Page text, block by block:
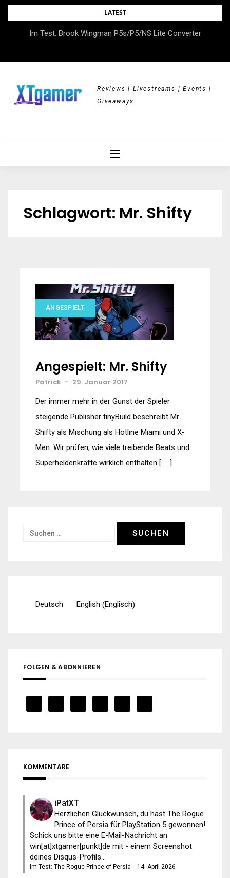
Skip
LATEST
Im Test: Brook Wingman P5s/P5/NS Lite Converter
DOK.fest München 2026 – Empowered, HerStory, Beyond
Reviews | Livestreams | Events |
Giveaways
Schlagwort: Mr. Shifty
ANGESPIELT
Angespielt: Mr. Shifty
Patrick - 29. Januar 2017
Der immer mehr in der Gunst der Spieler
steigende Publisher tinyBuild beschreibt Mr.
Shifty als Mischung als Hotline Miami und X-
Men. Wir prüfen, wie viele treibende Beats und
Superheldenkräfte wirklich enthalten [ … ]
Suchen
Deutsch English (Englisch)
FOLGEN & ABONNIEREN
KOMMENTARE
iPatXT
Herzlichen Glückwunsch, du hast The Rogue
Prince of Persia für PlayStation 5 gewonnen!
Schick uns bitte eine E-Mail-Nachricht an
win[at]xtgamer[punkt]de mit - einem Screenshot
deines Disqus-Profils...
Im Test: The Rogue Prince of Persia · 14. April 2026